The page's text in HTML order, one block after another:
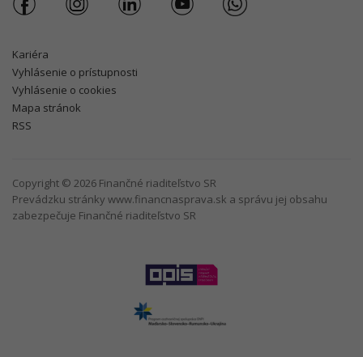
Kariéra
Vyhlásenie o prístupnosti
Vyhlásenie o cookies
Mapa stránok
RSS
Copyright © 2026 Finančné riaditeľstvo SR
Prevádzku stránky www.financnasprava.sk a správu jej obsahu
zabezpečuje Finančné riaditeľstvo SR